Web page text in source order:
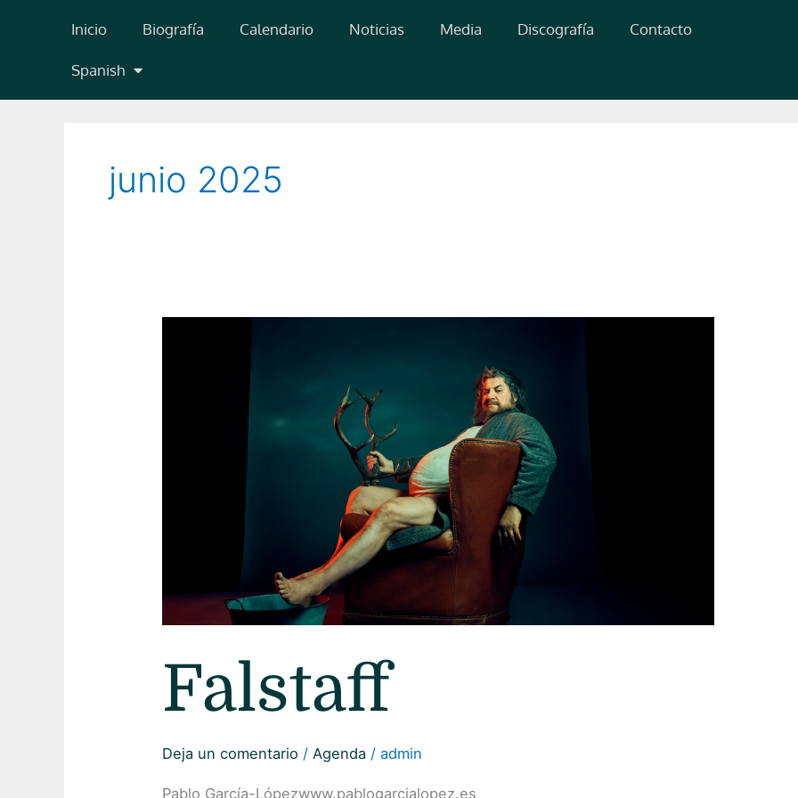
Inicio Biografía Calendario Noticias Media Discografía Contacto
Spanish
junio 2025
Falstaff
Deja un comentario /Agenda /admin
Pablo García-Lópezwww.pablogarcialopez.es